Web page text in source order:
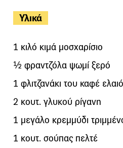
Υλικά
1 κιλό κιμά μοσχαρίσιο
½ φραντζόλα ψωμί ξερό
1 φλιτζανάκι του καφέ
2 κουτ. γλυκού ρίγανη
1 μεγάλο κρεμμύδι
1 κουτ. σούπας πελτέ